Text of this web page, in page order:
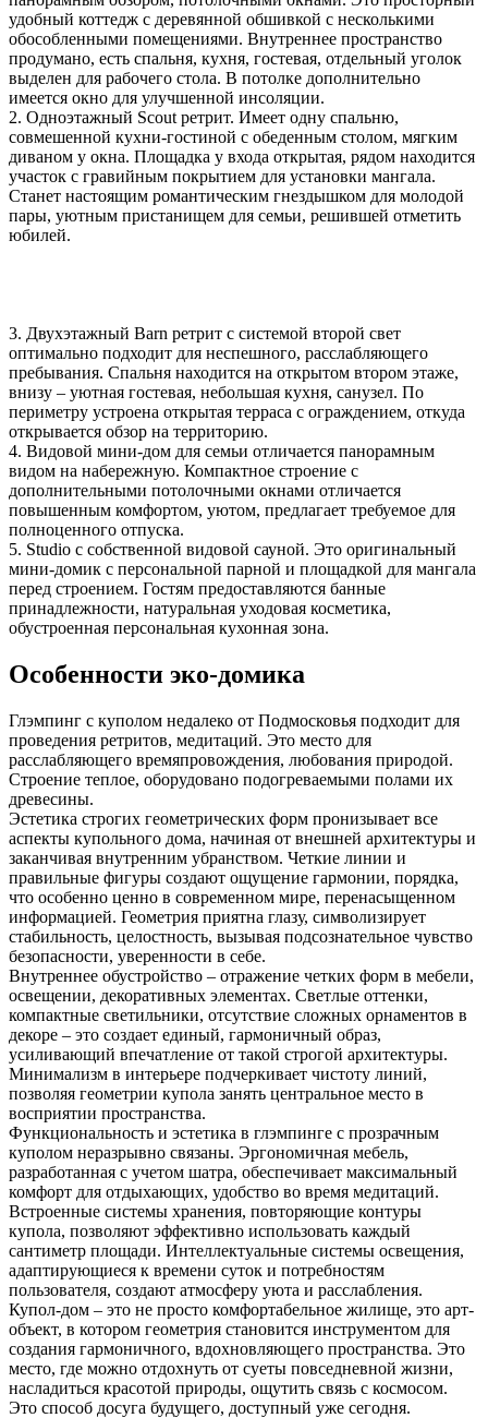
удобный коттедж с деревянной обшивкой с несколькими
обособленными помещениями. Внутреннее пространство
продумано, есть спальня, кухня, гостевая, отдельный уголок
выделен для рабочего стола. В потолке дополнительно
имеется окно для улучшенной инсоляции.
2. Одноэтажный Scout ретрит. Имеет одну спальню,
совмешенной кухни-гостиной с обеденным столом, мягким
диваном у окна. Площадка у входа открытая, рядом находится
участок с гравийным покрытием для установки мангала.
Станет настоящим романтическим гнездышком для молодой
пары, уютным пристанищем для семьи, решившей отметить
юбилей.
3. Двухэтажный Barn ретрит с системой второй свет
оптимально подходит для неспешного, расслабляющего
пребывания. Спальня находится на открытом втором этаже,
внизу – уютная гостевая, небольшая кухня, санузел. По
периметру устроена открытая терраса с ограждением, откуда
открывается обзор на территорию.
4. Видовой мини-дом для семьи отличается панорамным
видом на набережную. Компактное строение с
дополнительными потолочными окнами отличается
повышенным комфортом, уютом, предлагает требуемое для
полноценного отпуска.
5. Studio с собственной видовой сауной. Это оригинальный
мини-домик с персональной парной и площадкой для мангала
перед строением. Гостям предоставляются банные
принадлежности, натуральная уходовая косметика,
обустроенная персональная кухонная зона.
Особенности эко-домика
Глэмпинг с куполом недалеко от Подмосковья подходит для
проведения ретритов, медитаций. Это место для
расслабляющего времяпровождения, любования природой.
Строение теплое, оборудовано подогреваемыми полами их
древесины.
Эстетика строгих геометрических форм пронизывает все
аспекты купольного дома, начиная от внешней архитектуры и
заканчивая внутренним убранством. Четкие линии и
правильные фигуры создают ощущение гармонии, порядка,
что особенно ценно в современном мире, перенасыщенном
информацией. Геометрия приятна глазу, символизирует
стабильность, целостность, вызывая подсознательное чувство
безопасности, уверенности в себе.
Внутреннее обустройство – отражение четких форм в мебели,
освещении, декоративных элементах. Светлые оттенки,
компактные светильники, отсутствие сложных орнаментов в
декоре – это создает единый, гармоничный образ,
усиливающий впечатление от такой строгой архитектуры.
Минимализм в интерьере подчеркивает чистоту линий,
позволяя геометрии купола занять центральное место в
восприятии пространства.
Функциональность и эстетика в глэмпинге с прозрачным
куполом неразрывно связаны. Эргономичная мебель,
разработанная с учетом шатра, обеспечивает максимальный
комфорт для отдыхающих, удобство во время медитаций.
Встроенные системы хранения, повторяющие контуры
купола, позволяют эффективно использовать каждый
сантиметр площади. Интеллектуальные системы освещения,
адаптирующиеся к времени суток и потребностям
пользователя, создают атмосферу уюта и расслабления.
Купол-дом – это не просто комфортабельное жилище, это арт-
объект, в котором геометрия становится инструментом для
создания гармоничного, вдохновляющего пространства. Это
место, где можно отдохнуть от суеты повседневной жизни,
насладиться красотой природы, ощутить связь с космосом.
Это способ досуга будущего, доступный уже сегодня.